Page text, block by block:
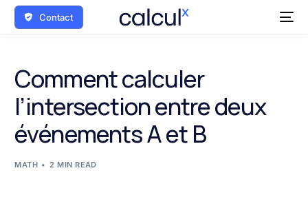
Contact
Comment calculer
l’intersection entre deux
événements A et B
MATH 2 MIN READ